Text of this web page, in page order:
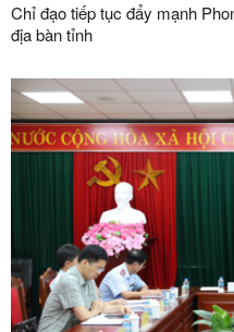
Chỉ đạo tiếp tục đẩy mạnh
địa bàn tỉnh